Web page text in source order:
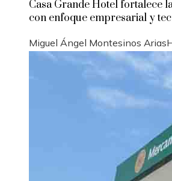
Casa Grande Hotel fortalece
con enfoque empresarial y
Miguel Ángel Montesinos Arias